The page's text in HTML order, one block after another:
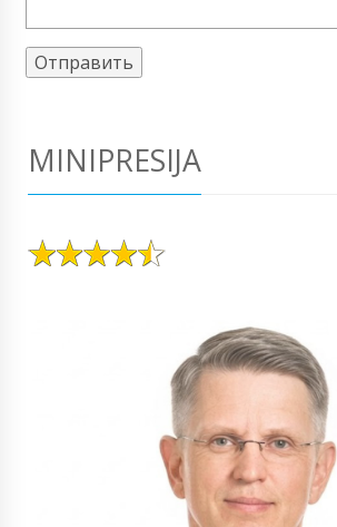
MINIPRESIJA